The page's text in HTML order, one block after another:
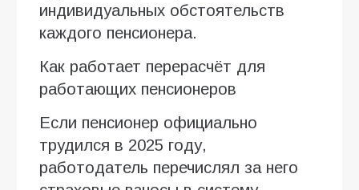
индивидуальных обстоятельств
каждого пенсионера.
Как работает перерасчёт для
работающих пенсионеров
Если пенсионер официально
трудился в 2025 году,
работодатель перечислял за него